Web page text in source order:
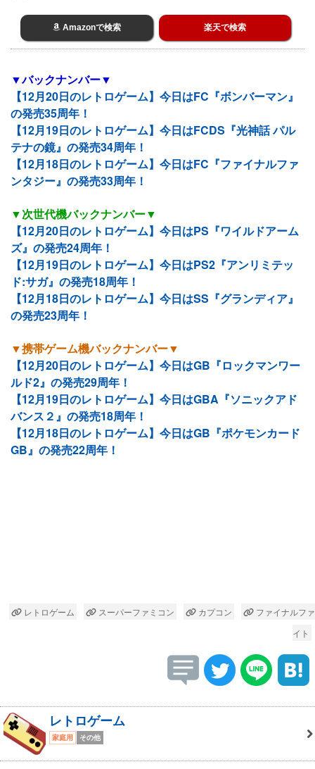
Amazonで検索 楽天で検索
▼バックナンバー▼
【12月20日のレトロゲーム】今日はFC『ボンバーマン』
の発売35周年！
【12月19日のレトロゲーム】今日はFCDS『光神話 パル
テナの鏡』の発売34周年！
【12月18日のレトロゲーム】今日はFC『ファイナルファ
ンタジー』の発売33周年！
▼次世代機バックナンバー▼
【12月20日のレトロゲーム】今日はPS『ワイルドアーム
ズ』の発売24周年！
【12月19日のレトロゲーム】今日はPS2『アンリミテッ
ド:サガ』の発売18周年！
【12月18日のレトロゲーム】今日はSS『グランディア』
の発売23周年！
▼携帯ゲーム機バックナンバー▼
【12月20日のレトロゲーム】今日はGB『ロックマンワー
ルド2』の発売29周年！
【12月19日のレトロゲーム】今日はGBA『ソニックアド
バンス２』の発売18周年！
【12月18日のレトロゲーム】今日はGB『ポケモンカード
GB』の発売22周年！
レトロゲーム スーパーファミコン カプコン
ファイナルファ
イト
レトロゲーム
家庭用 その他